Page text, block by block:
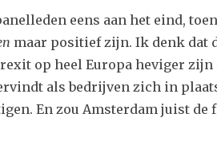
eens aan het eind,
maar positief zijn. Ik denk dat
op heel Europa heviger zijn
als bedrijven zich in
En zou Amsterdam juist de